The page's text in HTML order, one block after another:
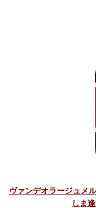
ヴァンデオラージュメ
しま